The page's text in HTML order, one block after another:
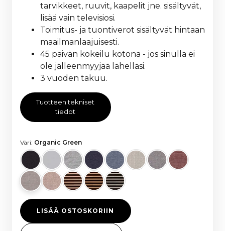
tarvikkeet, ruuvit, kaapelit jne. sisältyvät,
lisää vain televisiosi.
Toimitus- ja tuontiverot sisältyvät hintaan
maailmanlaajuisesti.
45 päivän kokeilu kotona - jos sinulla ei
ole jälleenmyyjää lähelläsi.
3 vuoden takuu.
Tuotteen tekniset
tiedot
Väri: Organic Green
LISÄÄ OSTOSKORIIN